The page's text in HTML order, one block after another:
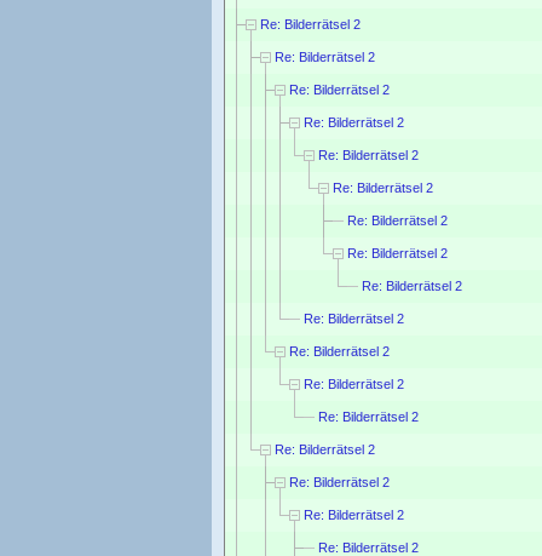
Re: Bilderrätsel 2
Re: Bilderrätsel 2
Re: Bilderrätsel 2
Re: Bilderrätsel 2
Re: Bilderrätsel 2
Re: Bilderrätsel 2
Re: Bilderrätsel 2
Re: Bilderrätsel 2
Re: Bilderrätsel 2
Re: Bilderrätsel 2
Re: Bilderrätsel 2
Re: Bilderrätsel 2
Re: Bilderrätsel 2
Re: Bilderrätsel 2
Re: Bilderrätsel 2
Re: Bilderrätsel 2
Re: Bilderrätsel 2